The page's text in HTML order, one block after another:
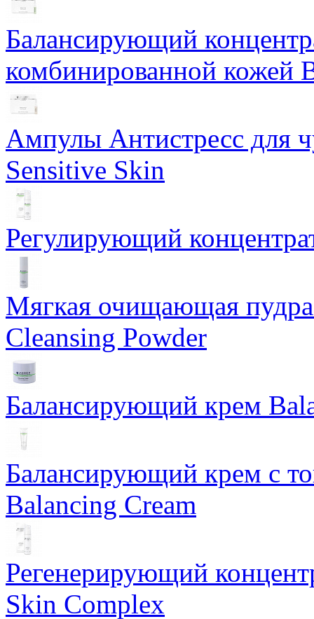
Балансирующий
комбинированной кожей
Ампулы Антистресс для
Sensitive Skin
Регулирующий
Мягкая очищающая
Cleansing Powder
Балансирующий крем
Балансирующий крем с
Balancing Cream
Регенерирующий
Skin Complex